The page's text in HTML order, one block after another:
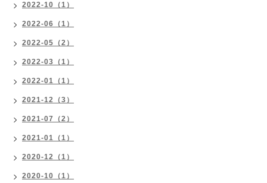
2022-10（1）
2022-06（1）
2022-05（2）
2022-03（1）
2022-01（1）
2021-12（3）
2021-07（2）
2021-01（1）
2020-12（1）
2020-10（1）